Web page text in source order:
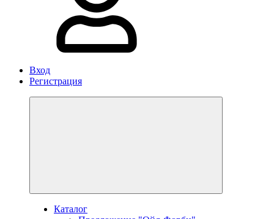
Вход
Регистрация
Каталог